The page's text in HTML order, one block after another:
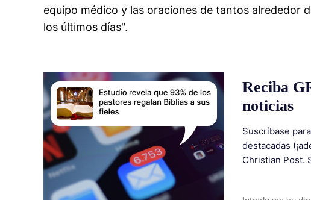
equipo médico y las oraciones de tantos alrededor
los últimos días".
Reciba
noticias
Suscríbase
destacadas
Christian Post.